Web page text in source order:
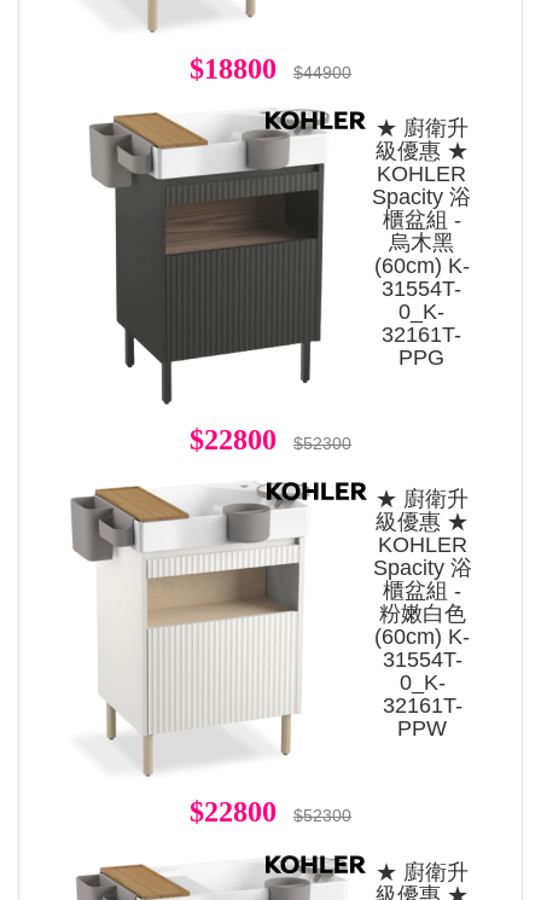
$18800 $44900
★ 廚衛升
級優惠 ★
KOHLER
Spacity 浴
櫃盆組 -
烏木黑
(60cm) K-
31554T-
0_K-
32161T-
PPG
$22800 $52300
★ 廚衛升
級優惠 ★
KOHLER
Spacity 浴
櫃盆組 -
粉嫩白色
(60cm) K-
31554T-
0_K-
32161T-
PPW
$22800 $52300
★ 廚衛升
級優惠 ★